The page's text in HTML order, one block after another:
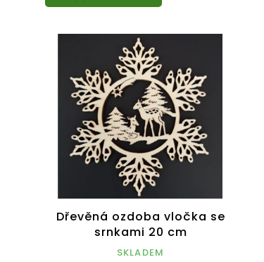
Dřevěná ozdoba vločka se
srnkami 20 cm
SKLADEM